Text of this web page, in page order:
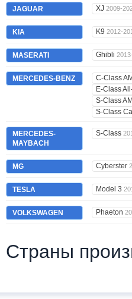
JAGUAR XJ 2009-
KIA K9 2012-
MASERATI Ghibli
MERCEDES-BENZ C-Class
E-Class
S-Class
S-Class
MERCEDES-
MAYBACH
S-Class
MG Cyberster
TESLA Model 3
VOLKSWAGEN Phaeton
Страны